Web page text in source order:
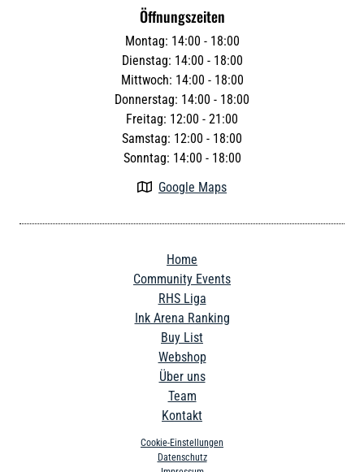
Öffnungszeiten
Montag: 14:00 - 18:00
Dienstag: 14:00 - 18:00
Mittwoch: 14:00 - 18:00
Donnerstag: 14:00 - 18:00
Freitag: 12:00 - 21:00
Samstag: 12:00 - 18:00
Sonntag: 14:00 - 18:00
 Google Maps
Home
Community Events
RHS Liga
Ink Arena Ranking
Buy List
Webshop
Über uns
Team
Kontakt
Cookie-Einstellungen
Datenschutz